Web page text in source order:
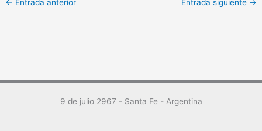
← Entrada anterior Entrada siguiente →
9 de julio 2967 - Santa Fe - Argentina